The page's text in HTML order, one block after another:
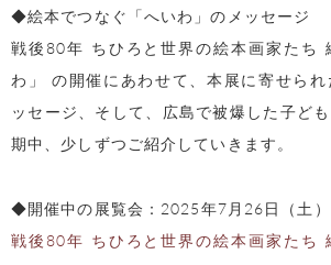
◆絵本でつなぐ「へいわ」のメッセージ
戦後80年 ちひろと世界の絵本画家たち
わ」 の開催にあわせて、本展に寄せら
ッセージ、そして、広島で被爆した子ど
期中、少しずつご紹介していきます。
◆開催中の展覧会：2025年7月26日（土）
戦後80年 ちひろと世界の絵本画家たち